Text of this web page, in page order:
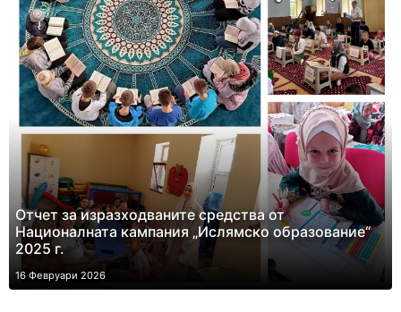
Отчет за изразходваните средства от
Националната кампания „Ислямско образование“
2025 г.
16 Февруари 2026